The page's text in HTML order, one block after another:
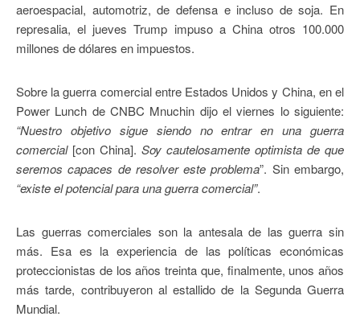
aeroespacial, automotriz, de defensa e incluso de soja. En
represalia, el jueves Trump impuso a China otros 100.000
millones de dólares en impuestos.
Sobre la guerra comercial entre Estados Unidos y China, en el
Power Lunch de CNBC Mnuchin dijo el viernes lo siguiente:
“Nuestro objetivo sigue siendo no entrar en una guerra
comercial[con China]. Soy cautelosamente optimista de que
seremos capaces de resolver este problema”. Sin embargo,
“existe el potencial para una guerra comercial”.
Las guerras comerciales son la antesala de las guerra sin
más. Esa es la experiencia de las políticas económicas
proteccionistas de los años treinta que, finalmente, unos años
más tarde, contribuyeron al estallido de la Segunda Guerra
Mundial.